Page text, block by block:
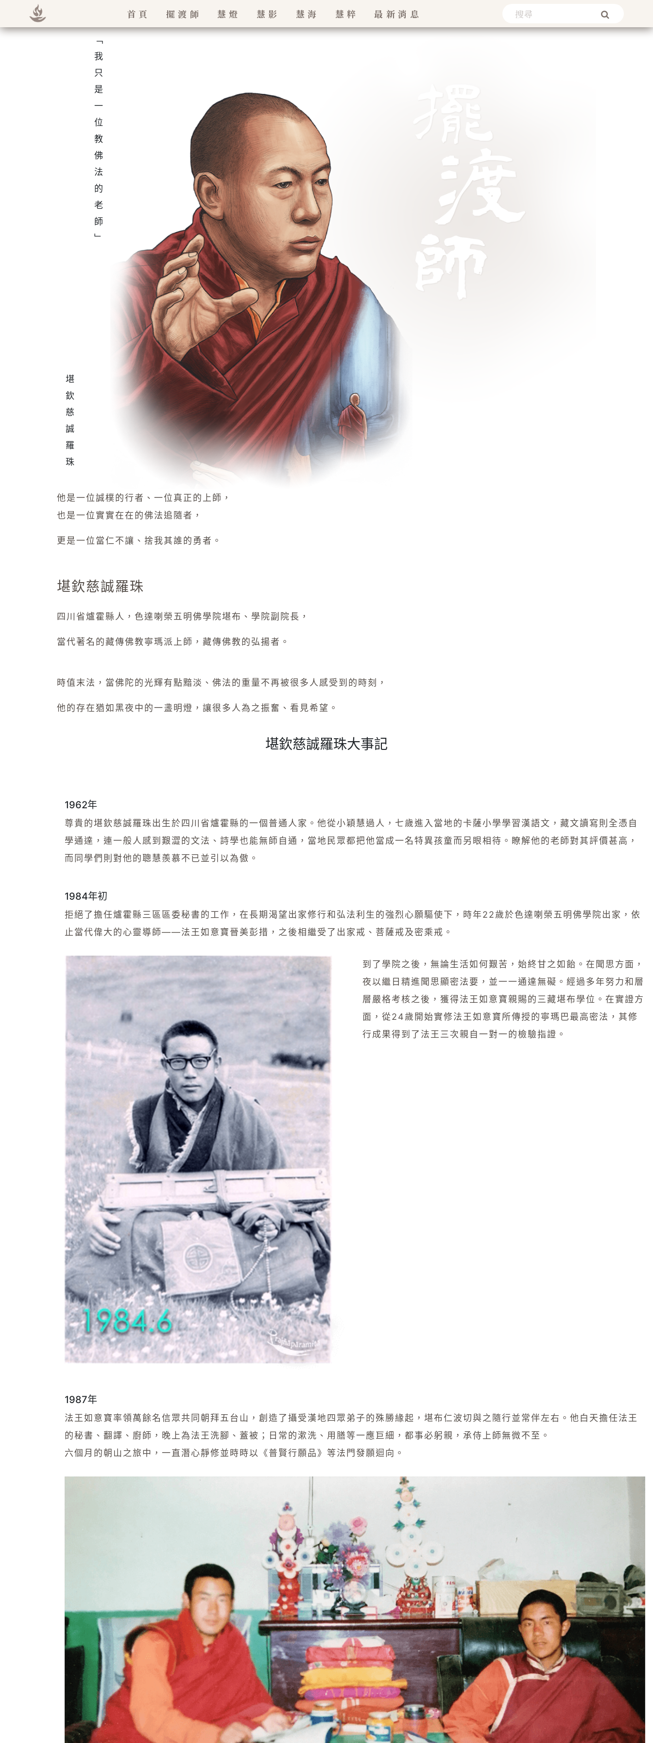
首頁
擺渡師
慧燈 慧影 慧海 慧粹
最新消息
「我只是一位教佛法的老師」
堪欽慈誠羅珠
他是一位誠樸的行者、一位真正的上師，
也是一位實實在在的佛法追隨者，
更是一位當仁不讓、捨我其誰的勇者。
堪欽慈誠羅珠
四川省爐霍縣人，色達喇榮五明佛學院堪布、學院副院長，
當代著名的藏傳佛教寧瑪派上師，藏傳佛教的弘揚者。
時值末法，當佛陀的光輝有點黯淡、佛法的重量不再被很多人感受到的時刻，
他的存在猶如黑夜中的一盞明燈，讓很多人為之振奮、看見希望。
堪欽慈誠羅珠大事記
1962年
尊貴的堪欽慈誠羅珠出生於四川省爐霍縣的一個普通人家。他從小穎慧過人，七歲進入當地的卡薩小學學習漢語文，藏文讀寫則全憑自
學通達，連一般人感到艱澀的文法、詩學也能無師自通，當地民眾都把他當成一名特異孩童而另眼相待。瞭解他的老師對其評價甚高，
而同學們則對他的聰慧羨慕不已並引以為傲。
1984年初
拒絕了擔任爐霍縣三區區委秘書的工作，在長期渴望出家修行和弘法利生的強烈心願驅使下，時年22歲於色達喇榮五明佛學院出家，依
止當代偉大的心靈導師——法王如意寶晉美彭措，之後相繼受了出家戒、菩薩戒及密乘戒。
到了學院之後，無論生活如何艱苦，始終甘之如飴。在聞思方面，
夜以繼日精進聞思顯密法要，並一一通達無礙。經過多年努力和層
層嚴格考核之後，獲得法王如意寶親賜的三藏堪布學位。在實證方
面，從24歲開始實修法王如意寶所傳授的寧瑪巴最高密法，其修
行成果得到了法王三次親自一對一的檢驗指證。
1987年
法王如意寶率領萬餘名信眾共同朝拜五台山，創造了攝受漢地四眾弟子的殊勝緣起，堪布仁波切與之隨行並常伴左右。他白天擔任法王
的秘書、翻譯、廚師，晚上為法王洗腳、蓋被；日常的漱洗、用膳等一應巨細，都事必躬親，承侍上師無微不至。
六個月的朝山之旅中，一直潛心靜修並時時以《普賢行願品》等法門發願迴向。